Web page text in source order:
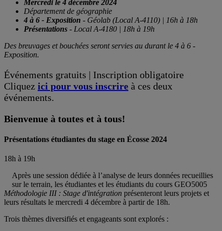
Mercredi le 4 décembre 2024
Département de géographie
4 à 6 - Exposition - Géolab (Local A-4110) | 16h à 18h
Présentations - Local A-4180 | 18h à 19h
Des breuvages et bouchées seront servies au durant le 4 à 6 -
Exposition.
Événements gratuits | Inscription obligatoire
Cliquez ici pour vous inscrire à ces deux
événements.
Bienvenue à toutes et à tous!
Présentations étudiantes du stage en Écosse 2024
18h à 19h
Après une session dédiée à l’analyse de leurs données recueillies
sur le terrain, les étudiantes et les étudiants du cours GEO5005
Méthodologie III : Stage d'intégration présenteront leurs projets et
leurs résultats le mercredi 4 décembre à partir de 18h.
Trois thèmes diversifiés et engageants sont explorés :